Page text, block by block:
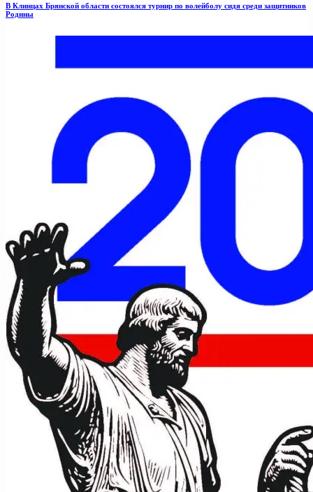
В Клинцах Брянской области состоялся турнир по волейболу сидя среди защитников
Родины